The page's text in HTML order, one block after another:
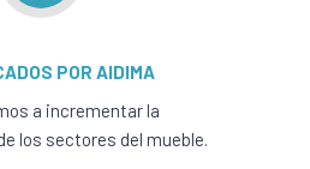
POR AIDIMA
a incrementar la
los sectores del mueble.